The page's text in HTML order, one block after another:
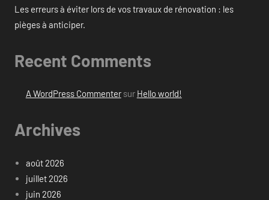
Les erreurs à éviter lors de vos travaux de rénovation : les
pièges à anticiper.
Recent Comments
A WordPress Commentersur Hello world!
Archives
août 2026
juillet 2026
juin 2026